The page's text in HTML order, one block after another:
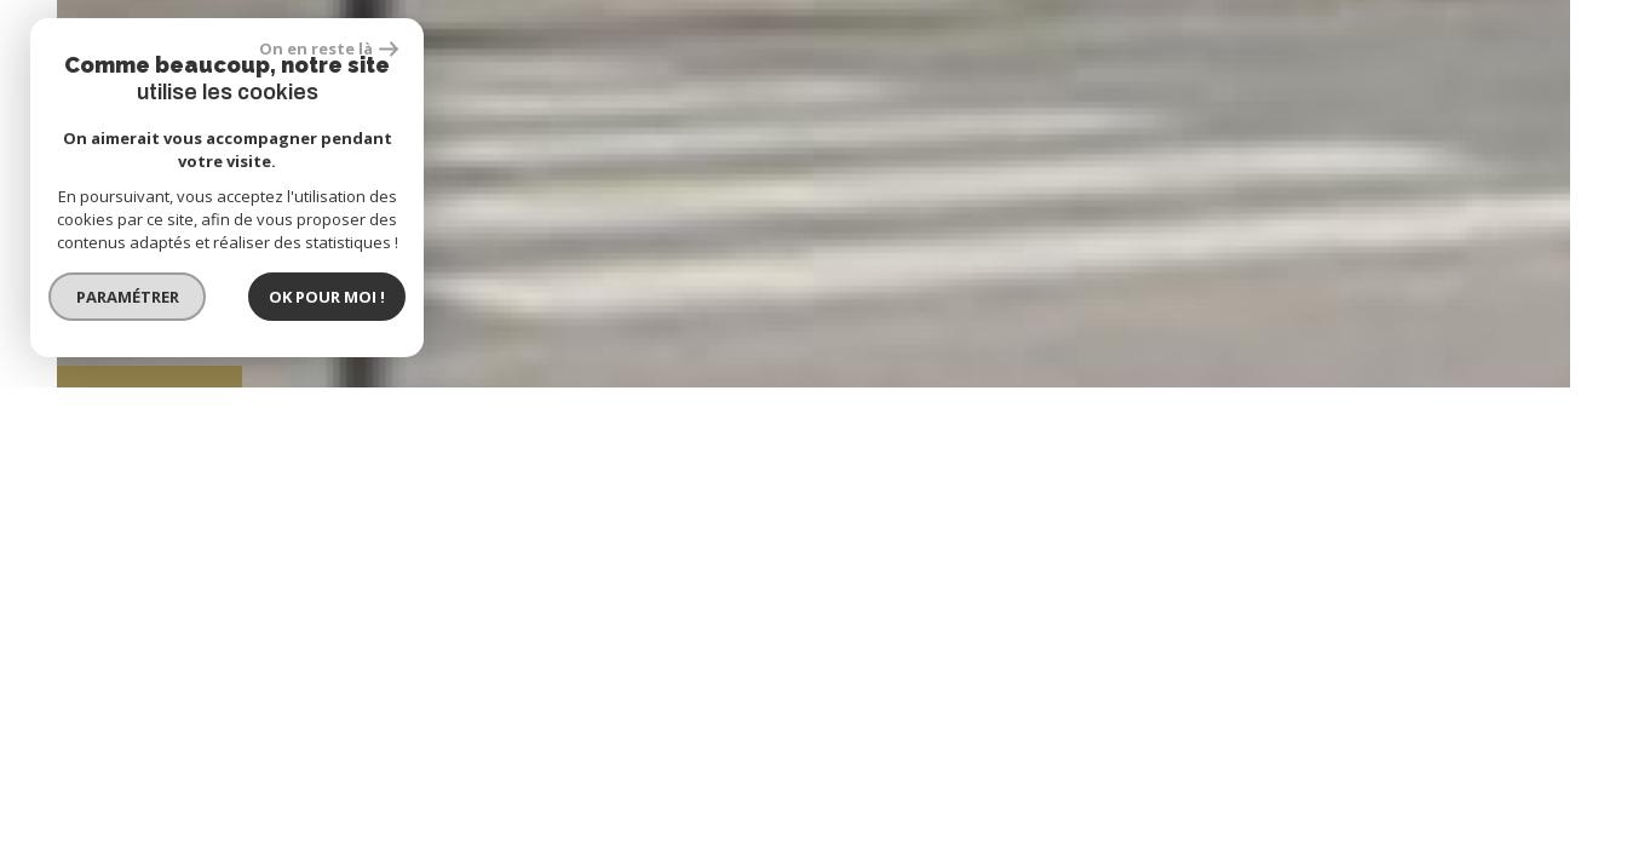
On en reste là
Comme beaucoup, notre site
utilise les cookies
On aimerait vous accompagner pendant
votre visite.
En poursuivant, vous acceptez l'utilisation des
cookies par ce site, afin de vous proposer des
contenus adaptés et réaliser des statistiques !
PARAMÉTRER OK POUR MOI !